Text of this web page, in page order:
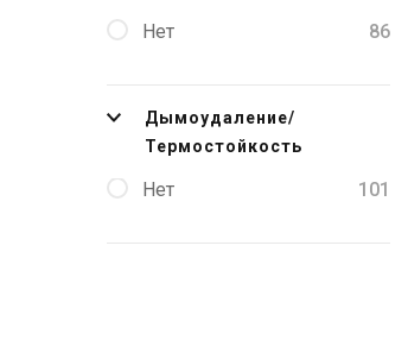
Нет 86
Дымоудаление/
Термостойкость
Нет 101